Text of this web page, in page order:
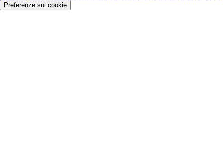
Preferenze sui cookie